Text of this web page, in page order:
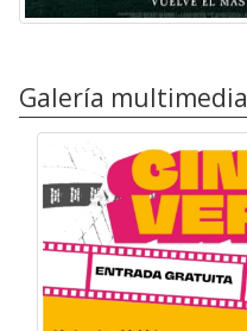
Galería multimedia